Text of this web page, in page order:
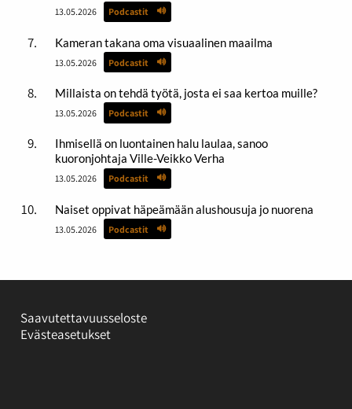
13.05.2026 Podcastit
Kameran takana oma visuaalinen maailma
13.05.2026 Podcastit
Millaista on tehdä työtä, josta ei saa kertoa muille?
13.05.2026 Podcastit
Ihmisellä on luontainen halu laulaa, sanoo
kuoronjohtaja Ville-Veikko Verha
13.05.2026 Podcastit
Naiset oppivat häpeämään alushousuja jo nuorena
13.05.2026 Podcastit
Saavutettavuusseloste
Evästeasetukset